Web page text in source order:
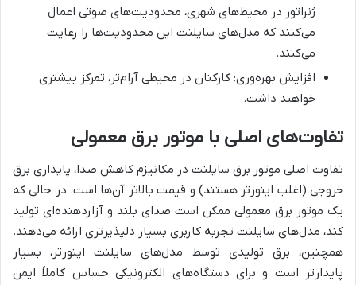
ژنراتور در محیط‌های شهری، محدودیت‌های صوتی اعمال
می‌کنند که مدل‌های سایلنت این محدودیت‌ها را رعایت
می‌کنند.
افزایش بهره‌وری: کارکنان در محیطی آرام‌تر، تمرکز بیشتری
خواهند داشت.
تفاوت‌های اصلی با موتور برق معمولی
تفاوت اصلی موتور برق سایلنت در مکانیزم کاهش صدا، پایداری برق
خروجی (اغلب اینورتر هستند) و قیمت بالاتر آن‌ها است. در حالی که
یک موتور برق معمولی ممکن است صدای بلند و آزاردهنده‌ای تولید
کند، مدل‌های سایلنت تجربه کاربری بسیار دلپذیرتری ارائه می‌دهند.
همچنین، برق تولیدی توسط مدل‌های سایلنت اینورتر، بسیار
پایدارتر است و برای دستگاه‌های الکترونیکی حساس کاملاً ایمن